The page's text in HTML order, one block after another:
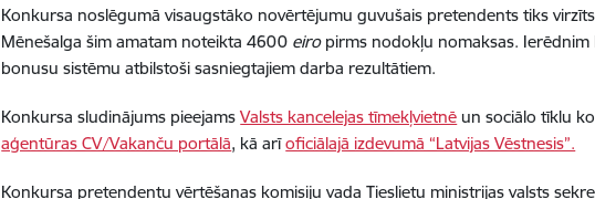
Konkursa noslēgumā visaugstāko novērtējumu guvušais pretendents tiks
Mēnešalga šim amatam noteikta 4600 eiropirms nodokļu nomaksas. Ierēdnim
bonusu sistēmu atbilstoši sasniegtajiem darba rezultātiem.
Konkursa sludinājums pieejamsValsts kancelejas tīmekļvietnē un sociālo tīklu
aģentūras CV/Vakanču portālā, kā arīoficiālajā izdevumā “Latvijas Vēstnesis”.
Konkursa pretendentu vērtēšanas komisiju vada Tieslietu ministrijas valsts